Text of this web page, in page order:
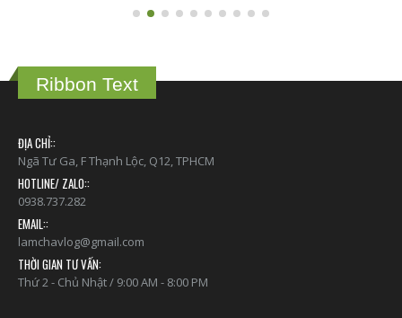
Ngã Tư Ga, F Thạnh Lộc, Q12, TPHCM
HOTLINE/ ZALO::
0938.737.282
EMAIL::
lamchavlog@gmail.com
THỜI GIAN TƯ VẤN:
Thứ 2 - Chủ Nhật / 9:00 AM - 8:00 PM